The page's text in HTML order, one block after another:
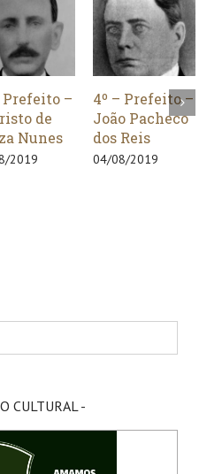
–
de
4º – Prefeito –
João Pacheco
dos Reis
04/08/2019
5º –
Cap.
CULTURAL -